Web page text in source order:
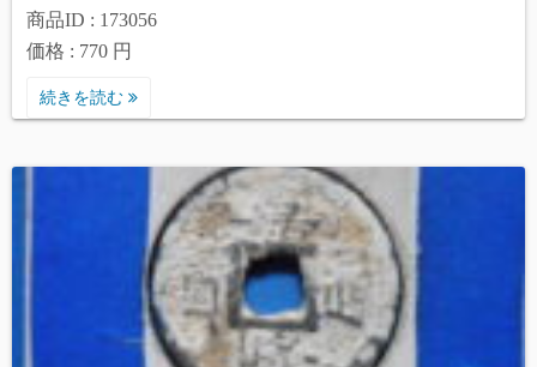
商品ID : 173056
価格 : 770 円
続きを読む